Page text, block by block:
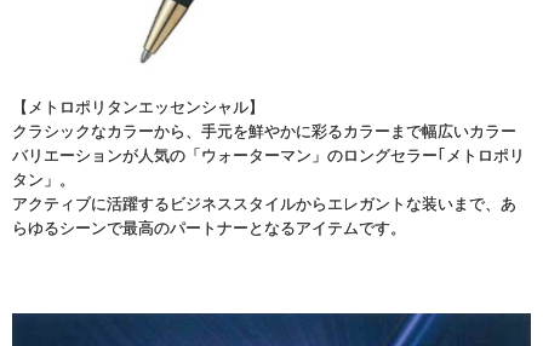
【メトロポリタンエッセンシャル】
クラシックなカラーから、手元を鮮やかに彩るカラーまで幅広いカラー
バリエーションが人気の「ウォーターマン」のロングセラー｢メトロポリ
タン」。
アクティブに活躍するビジネススタイルからエレガントな装いまで、あ
らゆるシーンで最高のパートナーとなるアイテムです。